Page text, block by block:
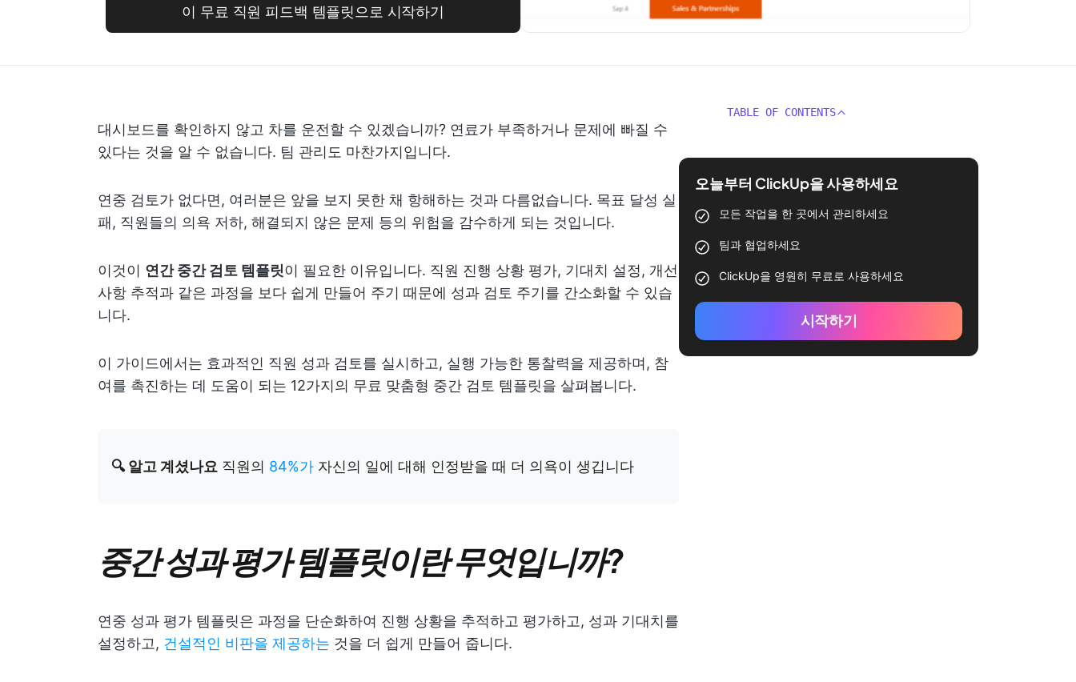
이 무료 직원 피드백 템플릿으로 시작하기
대시보드를 확인하지 않고 차를 운전할 수 있겠습니까? 연료가 부족하거나 문제에 빠질 수
있다는 것을 알 수 없습니다. 팀 관리도 마찬가지입니다.
연중 검토가 없다면, 여러분은 앞을 보지 못한 채 항해하는 것과 다름없습니다. 목표 달성 실
패, 직원들의 의욕 저하, 해결되지 않은 문제 등의 위험을 감수하게 되는 것입니다.
이것이 연간 중간 검토 템플릿이 필요한 이유입니다. 직원 진행 상황 평가, 기대치 설정, 개선
사항 추적과 같은 과정을 보다 쉽게 만들어 주기 때문에 성과 검토 주기를 간소화할 수 있습
니다.
이 가이드에서는 효과적인 직원 성과 검토를 실시하고, 실행 가능한 통찰력을 제공하며, 참
여를 촉진하는 데 도움이 되는 12가지의 무료 맞춤형 중간 검토 템플릿을 살펴봅니다.
🔍 알고 계셨나요 직원의 84%가 자신의 일에 대해 인정받을 때 더 의욕이 생깁니다
중간 성과 평가 템플릿이란 무엇입니까?
연중 성과 평가 템플릿은 과정을 단순화하여 진행 상황을 추적하고 평가하고, 성과 기대치를
설정하고, 건설적인 비판을 제공하는 것을 더 쉽게 만들어 줍니다.
TABLE OF CONTENTS
오늘부터 ClickUp을 사용하세요
모든 작업을 한 곳에서 관리하세요
팀과 협업하세요
ClickUp을 영원히 무료로 사용하세요
시작하기